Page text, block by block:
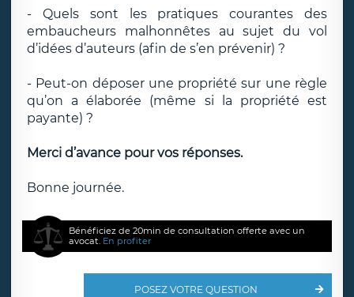
- Quels sont les pratiques courantes des
embaucheurs malhonnêtes au sujet du vol
d’idées d’auteurs (afin de s’en prévenir) ?
- Peut-on déposer une propriété sur une règle
qu’on a élaborée (même si la propriété est
payante) ?
Merci d’avance pour vos réponses.
Bonne journée.
Bénéficiez de 20min de consultation offerte avec un
avocat. En profiter
POSEZ VOTRE QUESTION